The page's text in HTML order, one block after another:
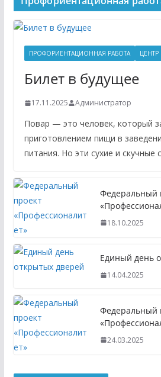
ПРОФОРИЕНТАЦИОННАЯ РАБОТА
Билет в будущее
17.11.2025 Администратор
Повар — это человек, который
приготовлением пищи в
питания. Но эти сухие и скучные
Федеральный
18.10.2025
Единый день
14.04.2025
Федеральный
24.03.2025